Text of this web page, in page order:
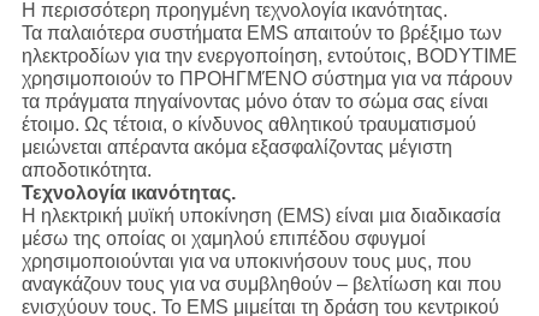
Η περισσότερη προηγμένη τεχνολογία ικανότητας.
Τα παλαιότερα συστήματα EMS απαιτούν το βρέξιμο των
ηλεκτροδίων για την ενεργοποίηση, εντούτοις, BODYTIME
χρησιμοποιούν το ΠΡΟΗΓΜΈΝΟ σύστημα για να πάρουν
τα πράγματα πηγαίνοντας μόνο όταν το σώμα σας είναι
έτοιμο. Ως τέτοια, ο κίνδυνος αθλητικού τραυματισμού
μειώνεται απέραντα ακόμα εξασφαλίζοντας μέγιστη
αποδοτικότητα.
Τεχνολογία ικανότητας.
Η ηλεκτρική μυϊκή υποκίνηση (EMS) είναι μια διαδικασία
μέσω της οποίας οι χαμηλού επιπέδου σφυγμοί
χρησιμοποιούνται για να υποκινήσουν τους μυς, που
αναγκάζουν τους για να συμβληθούν – βελτίωση και που
ενισχύουν τους. Το EMS μιμείται τη δράση του κεντρικού